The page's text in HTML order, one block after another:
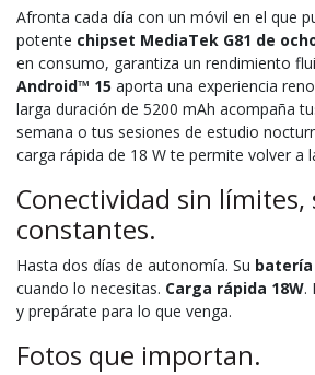
Afronta cada día con un móvil en el que
potente chipset MediaTek G81 de
en consumo, garantiza un rendimiento
Android™ 15 aporta una experiencia
larga duración de 5200 mAh acompaña
semana o tus sesiones de estudio
carga rápida de 18 W te permite volver a
Conectividad sin límites,
constantes.
Hasta dos días de autonomía. Su batería
cuando lo necesitas. Carga rápida 18W.
y prepárate para lo que venga.
Fotos que importan.